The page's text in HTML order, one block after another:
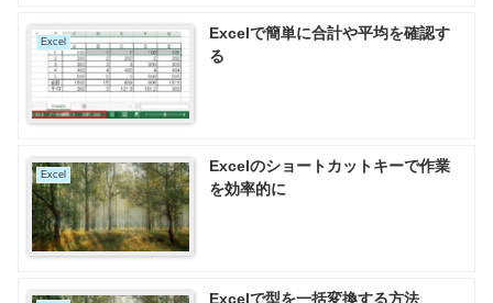
Excel
Excelで簡単に合計や平均を確認す
る
Excel
Excelのショートカットキーで作業
を効率的に
Excelで型を一括変換する方法